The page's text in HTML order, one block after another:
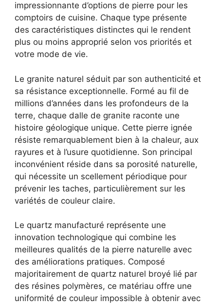
impressionnante d’options de pierre pour les
comptoirs de cuisine. Chaque type présente
des caractéristiques distinctes qui le rendent
plus ou moins approprié selon vos priorités et
votre mode de vie.
Le granite naturel séduit par son authenticité et
sa résistance exceptionnelle. Formé au fil de
millions d’années dans les profondeurs de la
terre, chaque dalle de granite raconte une
histoire géologique unique. Cette pierre ignée
résiste remarquablement bien à la chaleur, aux
rayures et à l’usure quotidienne. Son principal
inconvénient réside dans sa porosité naturelle,
qui nécessite un scellement périodique pour
prévenir les taches, particulièrement sur les
variétés de couleur claire.
Le quartz manufacturé représente une
innovation technologique qui combine les
meilleures qualités de la pierre naturelle avec
des améliorations pratiques. Composé
majoritairement de quartz naturel broyé lié par
des résines polymères, ce matériau offre une
uniformité de couleur impossible à obtenir avec